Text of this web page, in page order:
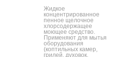
Жидкое
концентрированное
пенное щелочное
хлорсодержащее
моющее средство.
Применяют для мытья
оборудования
(коптильных камер,
грилей, духовок,